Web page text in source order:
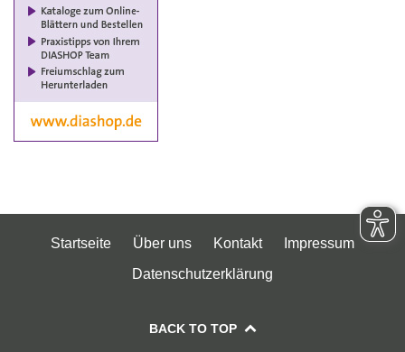
Startseite Über uns Kontakt
Impressum
Datenschutzerklärung
BACK TO TOP